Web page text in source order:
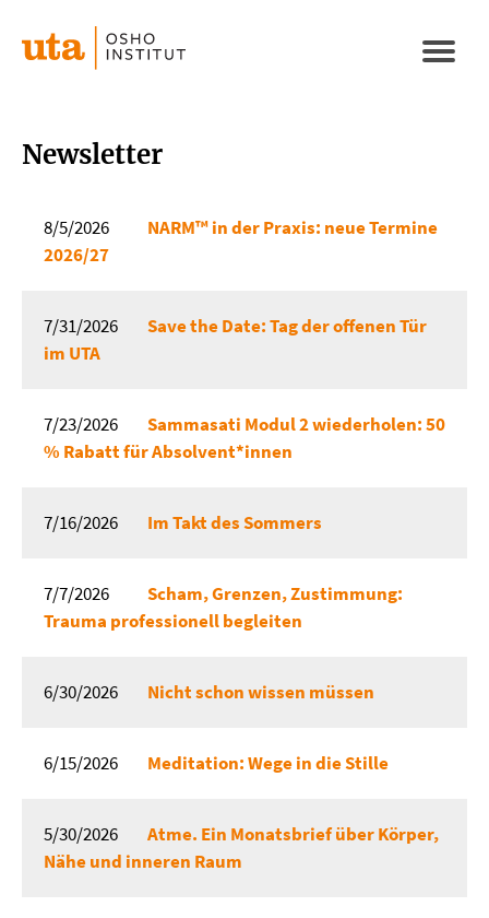
zum
Inhalt
Newsletter
8/5/2026
NARM™ in der Praxis: neue Termine
2026/27
7/31/2026
Save the Date: Tag der offenen Tür
im UTA
7/23/2026
Sammasati Modul 2 wiederholen: 50
% Rabatt für Absolvent*innen
7/16/2026 Im Takt des Sommers
7/7/2026
Scham, Grenzen, Zustimmung:
Trauma professionell begleiten
6/30/2026 Nicht schon wissen müssen
6/15/2026 Meditation: Wege in die Stille
5/30/2026
Atme. Ein Monatsbrief über Körper,
Nähe und inneren Raum